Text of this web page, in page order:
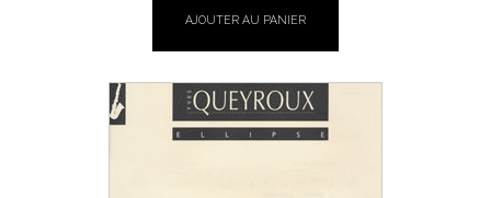
AJOUTER AU PANIER